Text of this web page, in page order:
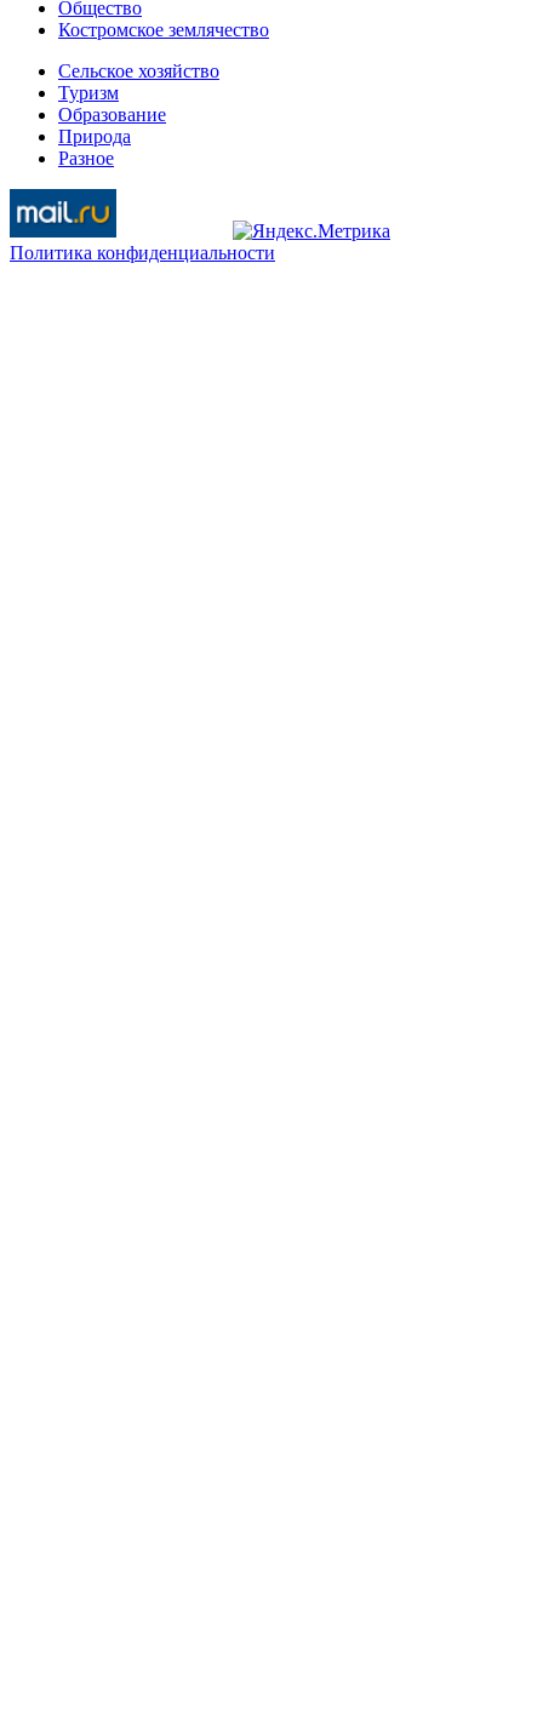
Общество
Костромское землячество
Сельское хозяйство
Туризм
Образование
Природа
Разное
Политика конфиденциальности